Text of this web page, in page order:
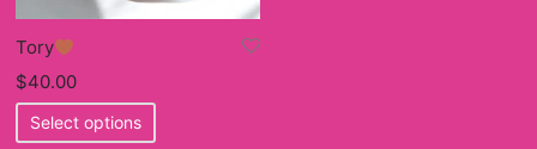
Tory
$40.00
Select options
This
product